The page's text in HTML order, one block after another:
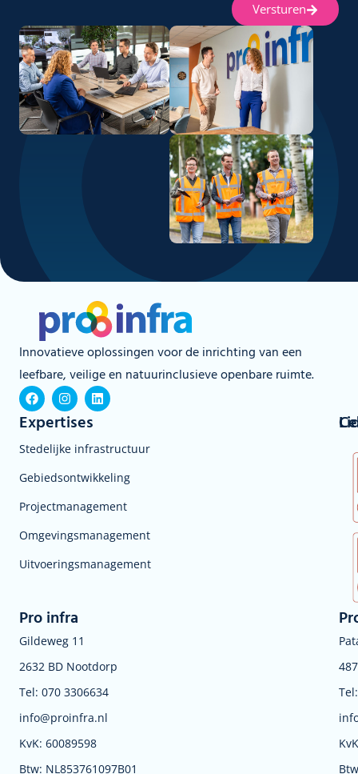
Versturen
Innovatieve oplossingen voor de inrichting van een
leefbare, veilige en natuurinclusieve openbare ruimte.
Expertises
Stedelijke infrastructuur
Gebiedsontwikkeling
Projectmanagement
Omgevingsmanagement
Uitvoeringsmanagement
Pro infra
Gildeweg 11
2632 BD Nootdorp
Tel: 070 3306634
info@proinfra.nl
KvK: 60089598
Btw: NL853761097B01